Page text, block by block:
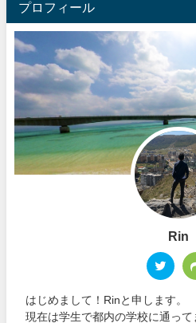
プロフィール
Rin
はじめまして！Rinと申します。
現在は学生で都内の学校に通って